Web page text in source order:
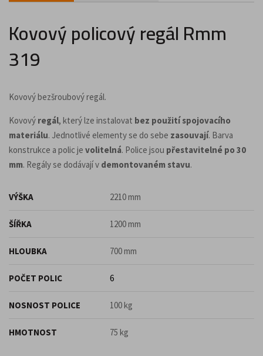
Kovový policový regál Rmm
319
Kovový bezšroubový regál.
Kovový regál, který lze instalovat bez použití spojovacího
materiálu. Jednotlivé elementy se do sebe zasouvají. Barva
konstrukce a polic je volitelná. Police jsou přestavitelné po 30
mm. Regály se dodávají v demontovaném stavu.
VÝŠKA 2210 mm
ŠÍŘKA 1200 mm
HLOUBKA 700 mm
POČET POLIC 6
NOSNOST POLICE 100 kg
HMOTNOST 75 kg